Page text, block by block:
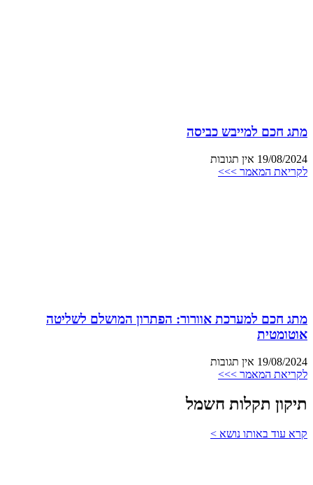
מתג חכם למייבש כביסה
19/08/2024 אין תגובות
לקריאת המאמר >>>
מתג חכם למערכת אוורור: הפתרון המושלם לשליטה
אוטומטית
19/08/2024 אין תגובות
לקריאת המאמר >>>
תיקון תקלות חשמל
קרא עוד באותו נושא >